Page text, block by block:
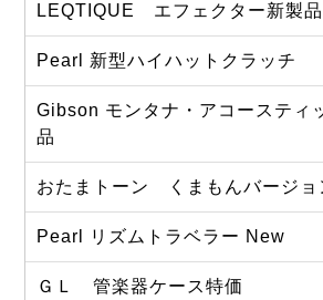
LEQTIQUE エフェクター新製
Pearl 新型ハイハットクラッチ
Gibson モンタナ・アコースティ
品
おたまトーン くまもんバージョ
Pearl リズムトラベラー New
ＧＬ 管楽器ケース特価